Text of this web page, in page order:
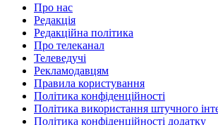
Про нас
Редакція
Редакційна політика
Про телеканал
Телеведучі
Рекламодавцям
Правила користування
Політика конфіденційності
Політика використання штучного
Політика конфіденційності додатку